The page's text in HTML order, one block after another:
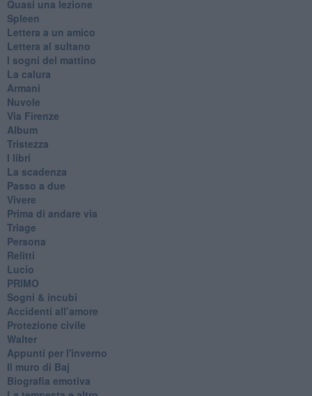
Quasi una lezione
Spleen
Lettera a un amico
Lettera al sultano
I sogni del mattino
La calura
Armani
Nuvole
Via Firenze
Album
Tristezza
I libri
La scadenza
Passo a due
Vivere
Prima di andare via
Triage
Persona
Relitti
Lucio
PRIMO
Sogni & incubi
Accidenti all’amore
Protezione civile
Walter
Appunti per l'inverno
Il muro di Baj
Biografia emotiva